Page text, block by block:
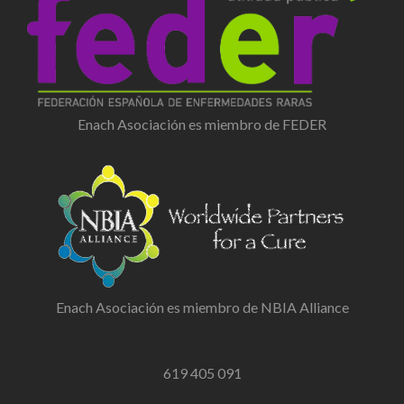
Enach Asociación es miembro de FEDER
Enach Asociación es miembro de NBIA Alliance
619 405 091